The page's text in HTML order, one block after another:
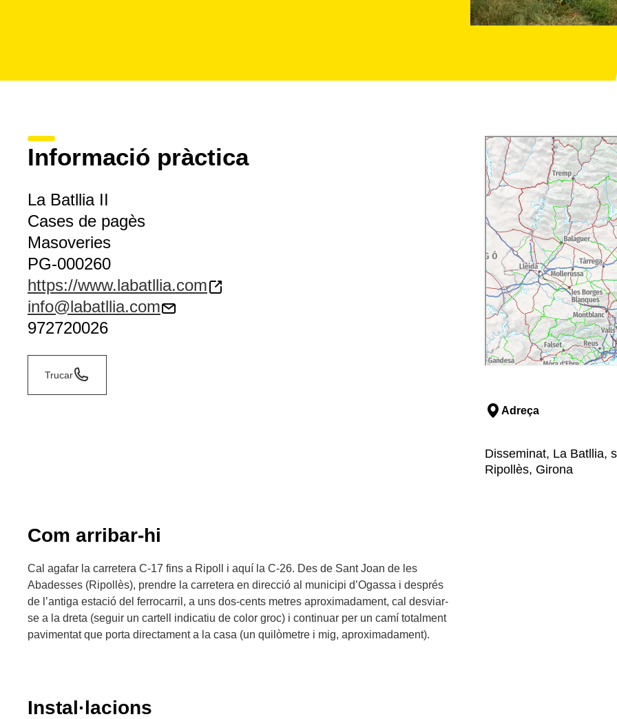
Informació pràctica
La Batllia II
Cases de pagès
Masoveries
PG-000260
https://www.labatllia.com
info@labatllia.com
972720026
Trucar
Adreça
Disseminat, La Batllia,
Ripollès, Girona
Com arribar-hi
Cal agafar la carretera C-17 fins a Ripoll i aquí la C-26. Des de Sant Joan de les
Abadesses (Ripollès), prendre la carretera en direcció al municipi d’Ogassa i després
de l’antiga estació del ferrocarril, a uns dos-cents metres aproximadament, cal desviar-
se a la dreta (seguir un cartell indicatiu de color groc) i continuar per un camí totalment
pavimentat que porta directament a la casa (un quilòmetre i mig, aproximadament).
Instal·lacions